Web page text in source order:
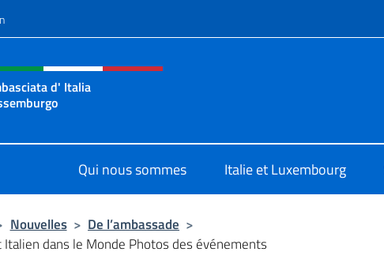
et en-tête de menu
d' Italia
Qui nous sommes Italie et Luxembourg
Nouvelles > De l’ambassade >
Italien dans le Monde Photos des événements